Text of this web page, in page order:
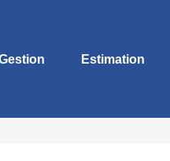
Estimation